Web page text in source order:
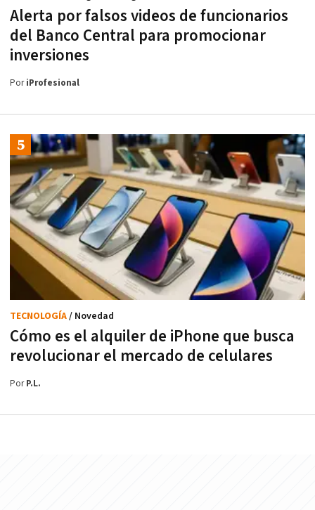
Alerta por falsos videos de funcionarios
del Banco Central para promocionar
inversiones
PoriProfesional
Cómo es el alquiler de iPhone que busca
revolucionar el mercado de celulares
TECNOLOGÍA/ Novedad
PorP.L.